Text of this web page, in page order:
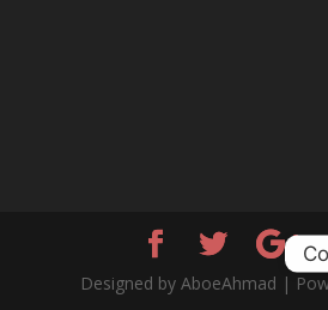
Designed by AboeAhmad |